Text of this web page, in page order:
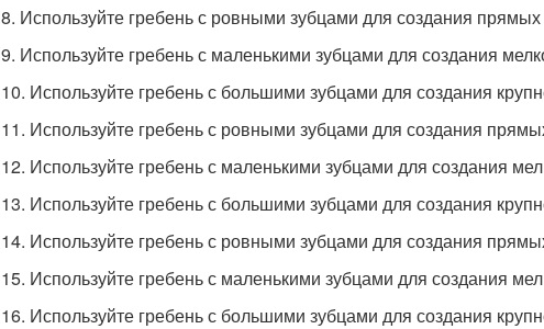
8. Используйте гребень с ровными зубцами для создания
9. Используйте гребень с маленькими зубцами для создания
10. Используйте гребень с большими зубцами для создания
11. Используйте гребень с ровными зубцами для создания
12. Используйте гребень с маленькими зубцами для создания
13. Используйте гребень с большими зубцами для создания
14. Используйте гребень с ровными зубцами для создания
15. Используйте гребень с маленькими зубцами для создания
16. Используйте гребень с большими зубцами для создания